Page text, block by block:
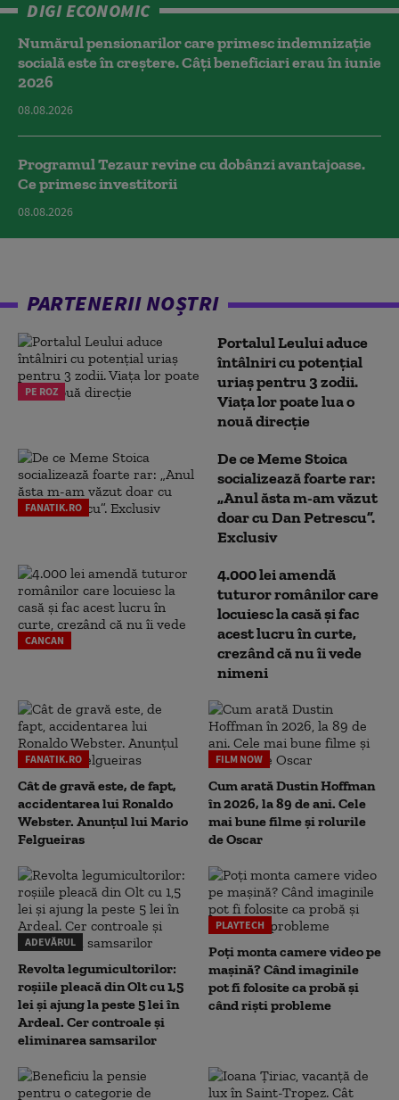
DIGI ECONOMIC
Numărul pensionarilor care primesc indemnizaţie
socială este în creștere. Câți beneficiari erau în iunie
2026
08.08.2026
Programul Tezaur revine cu dobânzi avantajoase.
Ce primesc investitorii
08.08.2026
PARTENERII NOȘTRI
PE ROZ
Portalul Leului aduce
întâlniri cu potențial
uriaș pentru 3 zodii.
Viața lor poate lua o
nouă direcție
FANATIK.RO
De ce Meme Stoica
socializează foarte rar:
„Anul ăsta m-am văzut
doar cu Dan Petrescu”.
Exclusiv
CANCAN
4.000 lei amendă
tuturor românilor care
locuiesc la casă și fac
acest lucru în curte,
crezând că nu îi vede
nimeni
FANATIK.RO
Cât de gravă este, de fapt,
accidentarea lui Ronaldo
Webster. Anunțul lui Mario
Felgueiras
FILM NOW
Cum arată Dustin Hoffman
în 2026, la 89 de ani. Cele
mai bune filme și rolurile
de Oscar
ADEVĂRUL
Revolta legumicultorilor:
roșiile pleacă din Olt cu 1,5
lei și ajung la peste 5 lei în
Ardeal. Cer controale și
eliminarea samsarilor
PLAYTECH
Poți monta camere video pe
mașină? Când imaginile
pot fi folosite ca probă și
când riști probleme